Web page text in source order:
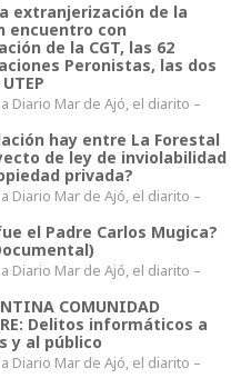
extranjerización de la
encuentro con
de la CGT, las 62
Peronistas, las dos
Diario Mar de Ajó, el diarito –
hay entre La Forestal
de ley de inviolabilidad
privada?
Diario Mar de Ajó, el diarito –
el Padre Carlos Mugica?
Diario Mar de Ajó, el diarito –
COMUNIDAD
Delitos informáticos a
y al público
Diario Mar de Ajó, el diarito –